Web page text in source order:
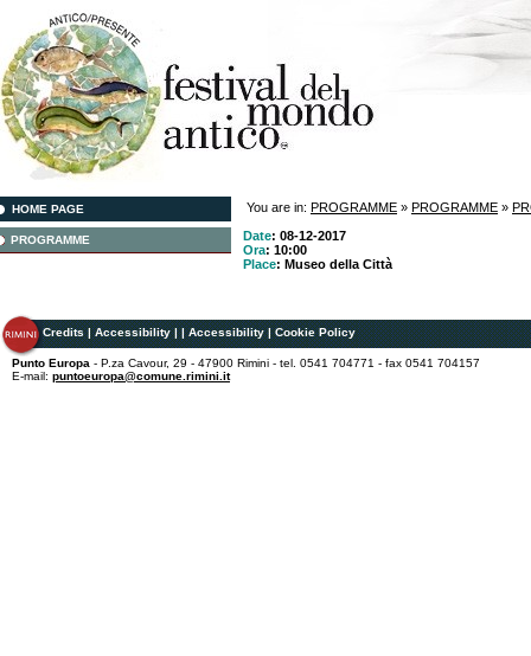
HOME PAGE
PROGRAMME
You are in: PROGRAMME » PROGRAMME »
Date: 08-12-2017
Ora: 10:00
Place: Museo della Città
Credits|Accessibility||Accessibility|Cookie Policy
Punto Europa - P.za Cavour, 29 - 47900 Rimini - tel. 0541 704771 - fax 0541 704157
E-mail: puntoeuropa@comune.rimini.it